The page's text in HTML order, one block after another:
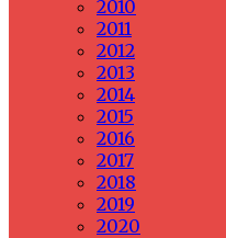
2010
2011
2012
2013
2014
2015
2016
2017
2018
2019
2020